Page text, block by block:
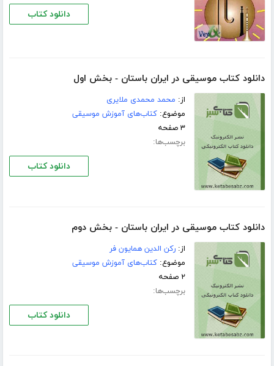
دانلود کتاب
دانلود کتاب موسیقی در ایران باستان - بخش اول
از: محمد محمدی ملایری
موضوع:کتاب‌های آموزش موسیقی
۳ صفحه
برچسب‌ها:
دانلود کتاب
دانلود کتاب موسیقی در ایران باستان - بخش دوم
از:رکن الدین همایون فر
موضوع:کتاب‌های آموزش موسیقی
۲ صفحه
برچسب‌ها:
دانلود کتاب